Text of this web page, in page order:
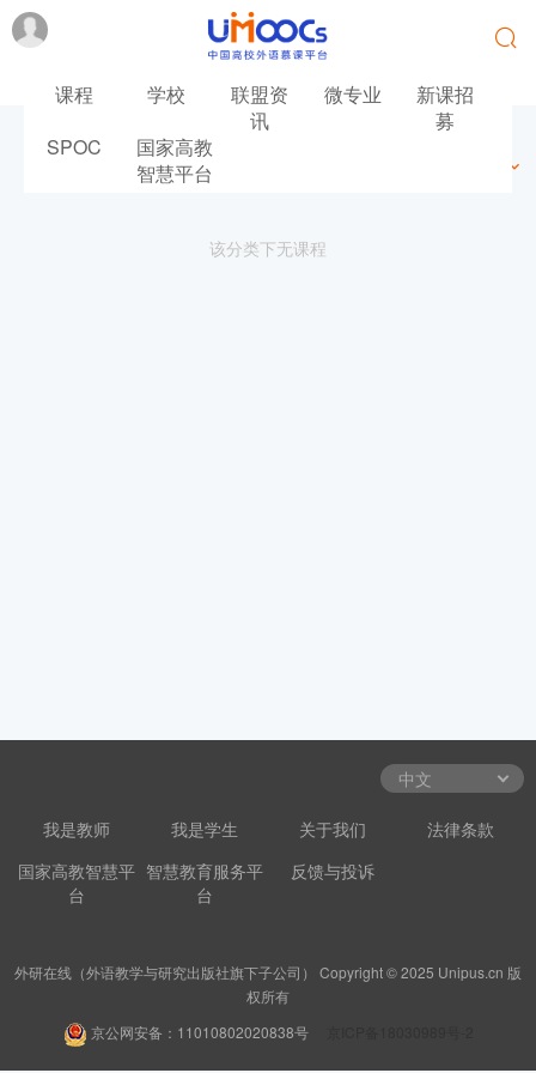
课程 学校
联盟资
讯
微专业
新课招
募
SPOC
国家高教
智慧平台
该分类下无课程
我是教师 我是学生 关于我们
法律条款
国家高教智慧平
台
智慧教育服务平
台
反馈与投诉
外研在线（外语教学与研究出版社旗下子公司） Copyright © 2025 Unipus.cn 版
权所有
京公网安备：11010802020838号